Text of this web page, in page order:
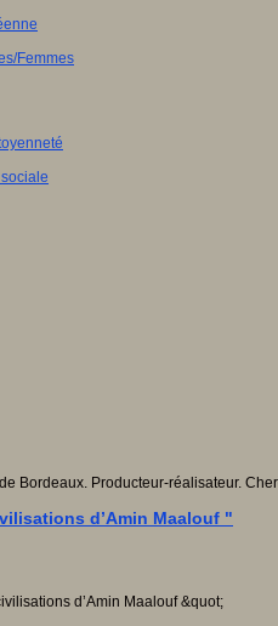
Femmes
Bordeaux. Producteur-réalisateur.
d’Amin Maalouf "